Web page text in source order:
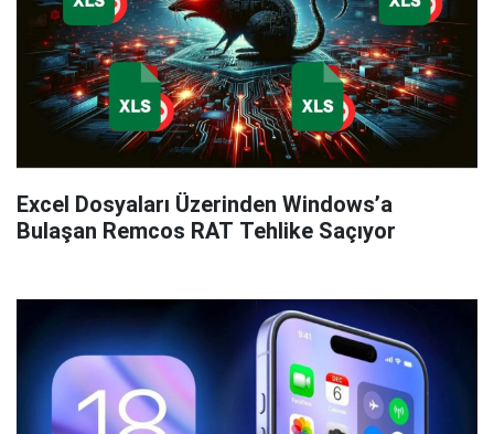
Excel Dosyaları Üzerinden Windows’a
Bulaşan Remcos RAT Tehlike Saçıyor